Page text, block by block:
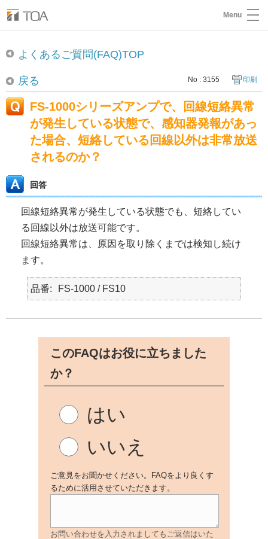
Menu
よくあるご質問(FAQ)TOP
戻る No : 3155 印刷
FS-1000シリーズアンプで、回線短絡異常
が発生している状態で、感知器発報があっ
た場合、短絡している回線以外は非常放送
されるのか？
回答
回線短絡異常が発生している状態でも、短絡してい
る回線以外は放送可能です。
回線短絡異常は、原因を取り除くまでは検知し続け
ます。
品番 FS-1000 / FS10
このFAQはお役に立ちました
か？
はい
いいえ
ご意見をお聞かせください。FAQをより良くす
るために活用させていただきます。
お問い合わせを入力されましてもご返信はいた